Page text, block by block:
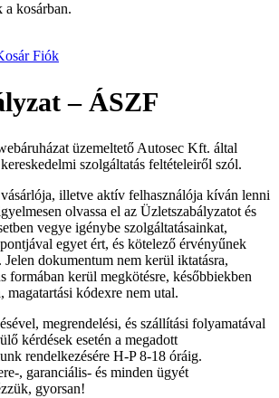
a kosárban.
Fiók
– ÁSZF
üzemeltető Autosec Kft. által
szolgáltatás feltételeiről szól.
illetve aktív felhasználója kíván lenni
olvassa el az Üzletszabályzatot és
vegye igénybe szolgáltatásainkat,
egyet ért, és kötelező érvényűnek
dokumentum nem kerül iktatásra,
formában kerül megkötésre, későbbiekben
magatartási kódexre nem utal.
megrendelési, és szállítási folyamatával
kérdések esetén a megadott
rendelkezésére H-P 8-18 óráig.
, garanciális- és minden ügyét
gyorsan!